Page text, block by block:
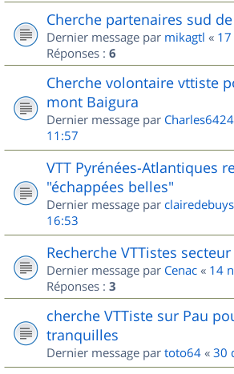
Cherche partenaires sud
Dernier message par mikagtl «
Réponses : 6
Cherche volontaire vttiste
mont Baigura
Dernier message par
11:57
VTT Pyrénées-Atlantiques
"échappées belles"
Dernier message par
16:53
Recherche VTTistes
Dernier message par Cenac « 14
Réponses : 3
cherche VTTiste sur Pau
tranquilles
Dernier message par toto64 « 30